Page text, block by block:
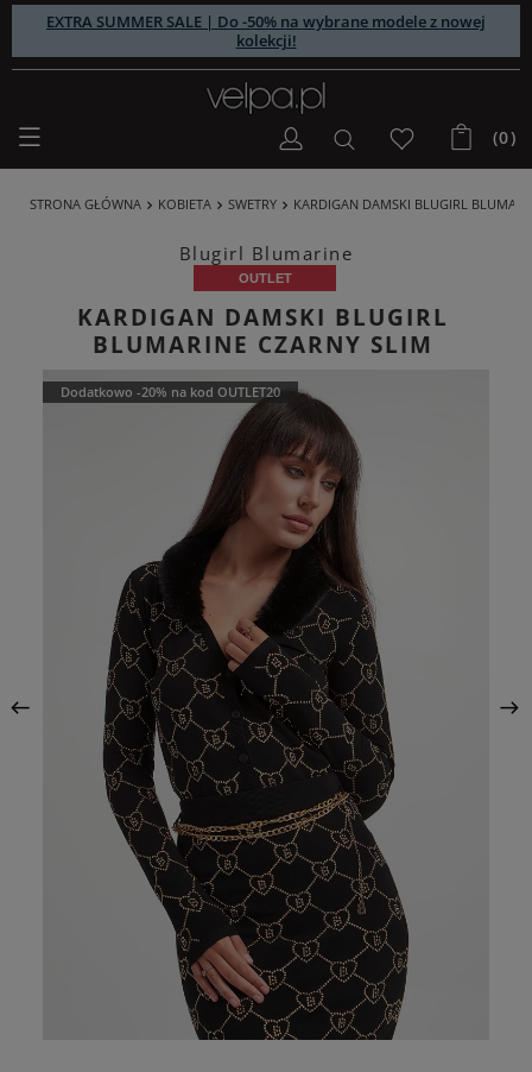
EXTRA SUMMER SALE | Do -50% na wybrane modele z nowej
kolekcji!
(0)
STRONA GŁÓWNA KOBIETA SWETRY KARDIGAN DAMSKI BLUGIRL
Blugirl Blumarine
OUTLET
KARDIGAN DAMSKI BLUGIRL
BLUMARINE CZARNY SLIM
Dodatkowo -20% na kod OUTLET20